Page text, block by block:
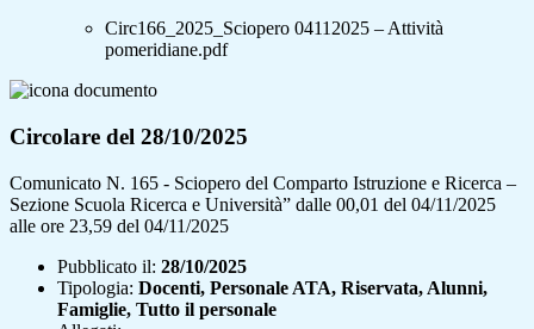
Circ166_2025_Sciopero 04112025 – Attività
pomeridiane.pdf
Circolare del 28/10/2025
Comunicato N. 165 - Sciopero del Comparto Istruzione e Ricerca –
Sezione Scuola Ricerca e Università” dalle 00,01 del 04/11/2025
alle ore 23,59 del 04/11/2025
Pubblicato il: 28/10/2025
Tipologia: Docenti, Personale ATA, Riservata, Alunni,
Famiglie, Tutto il personale